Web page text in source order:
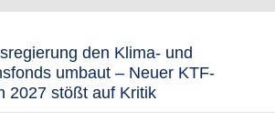
den Klima- und
umbaut – Neuer KTF-
2027 stößt auf Kritik